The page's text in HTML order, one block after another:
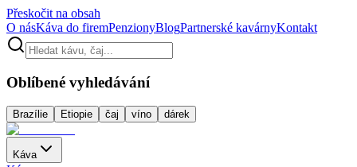
Přeskočit na obsah
O násKáva do firemPenzionyBlogPartnerské kavárnyKontakt
Oblíbené vyhledávání
Brazílie Etiopie čaj víno dárek
Káva